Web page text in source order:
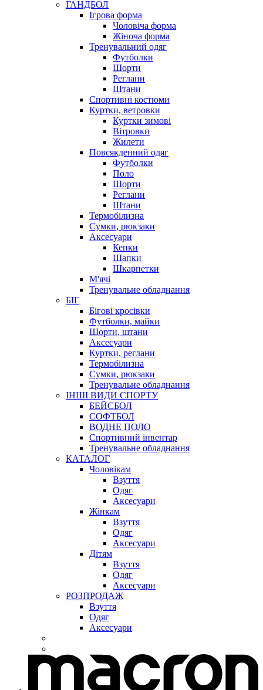
ГАНДБОЛ
Ігрова форма
Чоловіча форма
Жіноча форма
Тренувальний одяг
Футболки
Шорти
Реглани
Штани
Спортивні костюми
Куртки, ветровки
Куртки зимові
Вітровки
Жилети
Повсякденний одяг
Футболки
Поло
Шорти
Реглани
Штани
Термобілизна
Сумки, рюкзаки
Аксесуари
Кепки
Шапки
Шкарпетки
М'ячі
Тренувальне обладнання
БІГ
Бігові кросівки
Футболки, майки
Шорти, штани
Аксесуари
Куртки, реглани
Термобілизна
Сумки, рюкзаки
Тренувальне обладнання
ІНШІ ВИДИ СПОРТУ
БЕЙСБОЛ
СОФТБОЛ
ВОДНЕ ПОЛО
Спортивний інвентар
Тренувальне обладнання
КАТАЛОГ
Чоловікам
Взуття
Одяг
Аксесуари
Жінкам
Взуття
Одяг
Аксесуари
Дітям
Взуття
Одяг
Аксесуари
РОЗПРОДАЖ
Взуття
Одяг
Аксесуари